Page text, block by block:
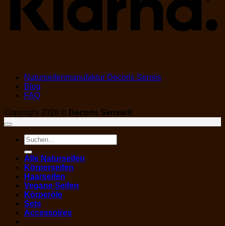
Naturseifenmanufaktur Decoris Sensis
Blog
FAQ
Copyright 2026 © Decoris Sensis®
Suchen
nach:
Alle Naturseifen
Körperseifen
Haarseifen
Vegane Seifen
Körperöle
Sets
Accessoires